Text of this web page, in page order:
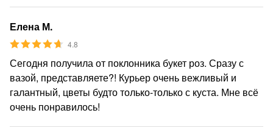
Елена М.
4.8
Сегодня получила от поклонника букет роз. Сразу с
вазой, представляете?! Курьер очень вежливый и
галантный, цветы будто только-только с куста. Мне всё
очень понравилось!